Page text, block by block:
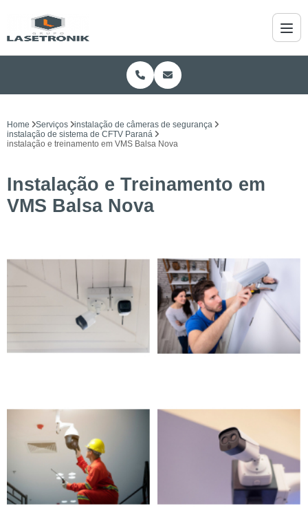
Home Serviços
instalação de câmeras de segurança
instalação de sistema de CFTV Paraná
instalação e treinamento em VMS Balsa Nova
Instalação e Treinamento em
VMS Balsa Nova